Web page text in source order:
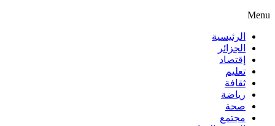
Menu
الرئيسية
الجزائر
إقتصاد
تعليم
ثقافة
رياضة
صحة
مجتمع